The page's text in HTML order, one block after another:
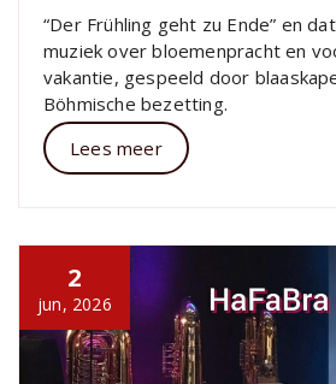
“Der Frühling geht zu Ende” en
muziek over bloemenpracht en
vakantie, gespeeld door
Böhmische bezetting.
Lees meer
2
jun, 2026